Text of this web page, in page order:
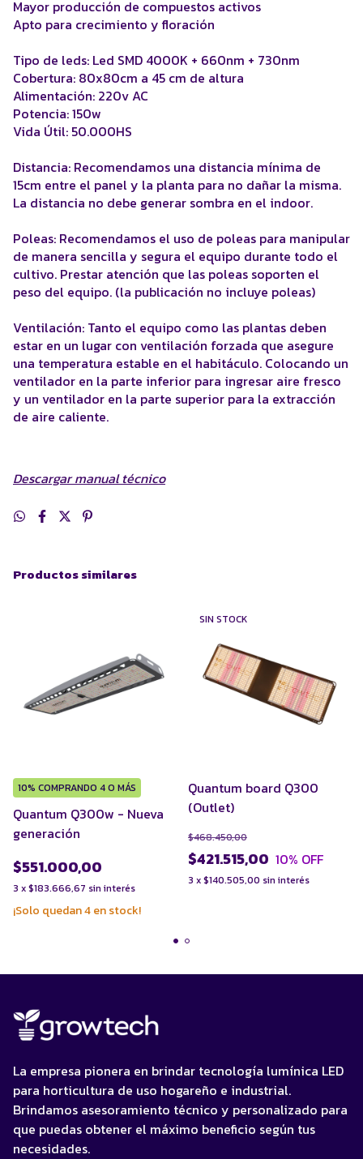
Mayor producción de compuestos activos
Apto para crecimiento y floración
Tipo de leds: Led SMD 4000K + 660nm + 730nm
Cobertura: 80x80cm a 45 cm de altura
Alimentación: 220v AC
Potencia: 150w
Vida Útil: 50.000HS
Distancia: Recomendamos una distancia mínima de
15cm entre el panel y la planta para no dañar la misma.
La distancia no debe generar sombra en el indoor.
Poleas: Recomendamos el uso de poleas para manipular
de manera sencilla y segura el equipo durante todo el
cultivo. Prestar atención que las poleas soporten el
peso del equipo. (la publicación no incluye poleas)
Ventilación: Tanto el equipo como las plantas deben
estar en un lugar con ventilación forzada que asegure
una temperatura estable en el habitáculo. Colocando un
ventilador en la parte inferior para ingresar aire fresco
y un ventilador en la parte superior para la extracción
de aire caliente.
Descargar manual técnico
Productos similares
Quantum Q300w - Nueva
generación
$551.000,00
3 x$183.666,67 sin interés
10% COMPRANDO 4 O MÁS
¡Solo quedan4en stock!
SIN STOCK
Quantum board Q300
(Outlet)
$421.515,00
$468.450,00
10% OFF
3 x$140.505,00 sin interés
La empresa pionera en brindar tecnología lumínica LED
para horticultura de uso hogareño e industrial.
Brindamos asesoramiento técnico y personalizado para
que puedas obtener el máximo beneficio según tus
necesidades.